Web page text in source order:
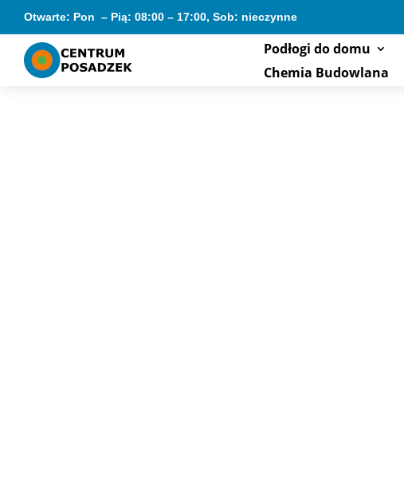
Otwarte: Pon – Pią: 08:00 – 17:00, Sob: nieczynne
Podłogi do domu
Chemia Budowlana